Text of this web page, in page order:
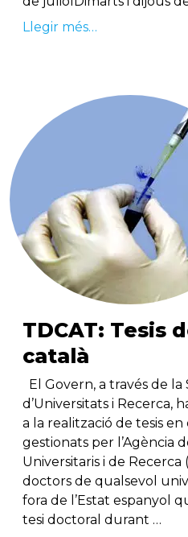
Llegir més…
TDCAT: Tesis
català
El Govern, a través de la
d’Universitats i Recerca,
a la realització de tesis en
gestionats per l’Agència
Universitaris i de Recerca
doctors de qualsevol
fora de l’Estat espanyol
tesi doctoral durant …